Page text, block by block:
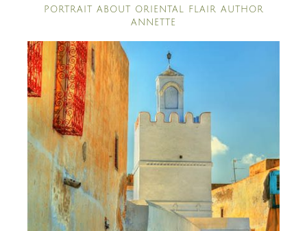
PORTRAIT ABOUT ORIENTAL FLAIR AUTHOR
ANNETTE